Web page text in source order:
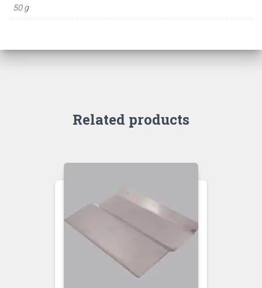
50 g
Related products